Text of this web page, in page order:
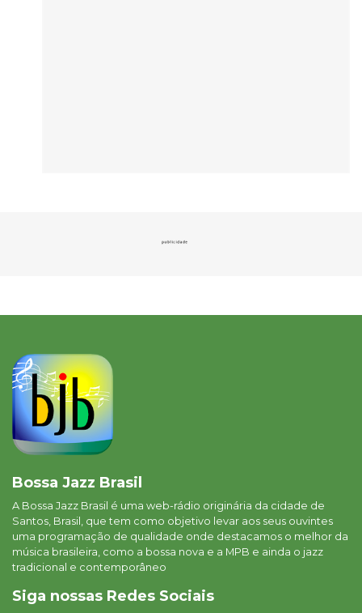
Bossa Jazz Brasil
A Bossa Jazz Brasil é uma web-rádio originária da cidade de
Santos, Brasil, que tem como objetivo levar aos seus ouvintes
uma programação de qualidade onde destacamos o melhor da
música brasileira, como a bossa nova e a MPB e ainda o jazz
tradicional e contemporâneo
Siga nossas Redes Sociais